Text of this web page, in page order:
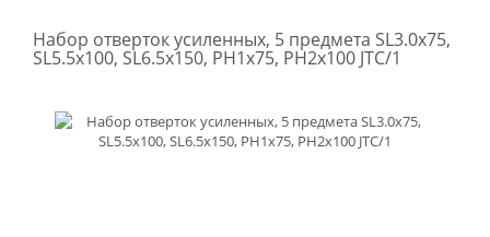
Набор отверток усиленных, 5 предмета SL3.0x75,
SL5.5x100, SL6.5x150, PH1x75, PH2x100 JTC/1